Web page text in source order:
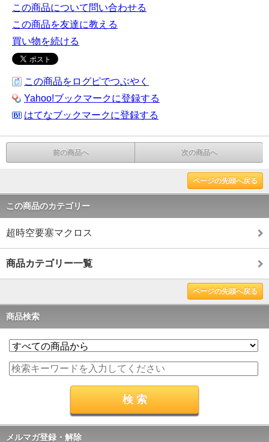
この商品について問い合わせる
この商品を友達に教える
買い物を続ける
この商品をログピでつぶやく
Yahoo!ブックマークに登録する
はてなブックマークに登録する
前の商品へ 次の商品へ
ページの先頭へ戻る
この商品のカテゴリー
超時空要塞マクロス
商品カテゴリー一覧
ページの先頭へ戻る
商品検索
メルマガ登録・解除